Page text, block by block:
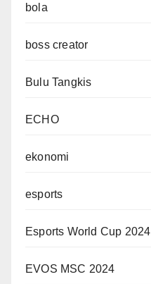
bola
boss creator
Bulu Tangkis
ECHO
ekonomi
esports
Esports World Cup 2024
EVOS MSC 2024